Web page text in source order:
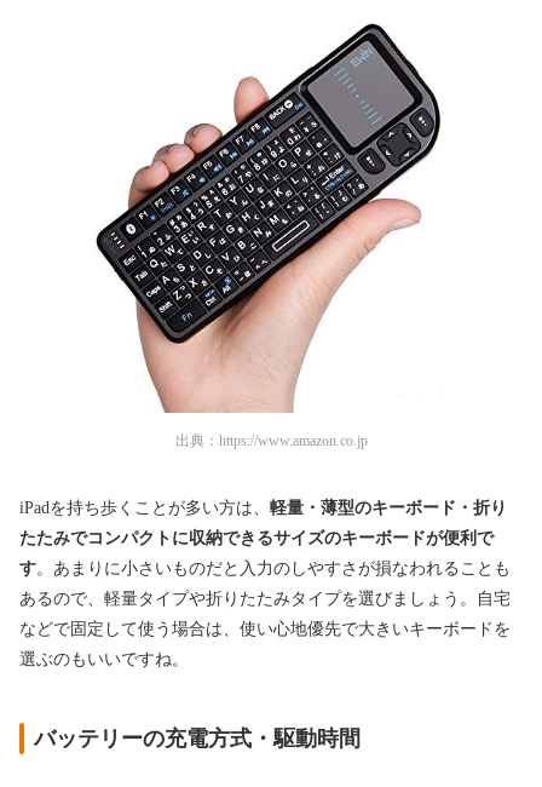
出典： https://www.amazon.co.jp
iPadを持ち歩くことが多い方は、 軽量・薄型のキーボード・折り
たたみでコンパクトに収納できるサイズのキーボードが便利で
す。あまりに小さいものだと入力のしやすさが損なわれることも
あるので、軽量タイプや折りたたみタイプを選びましょう。自宅
などで固定して使う場合は、使い心地優先で大きいキーボードを
選ぶのもいいですね。
バッテリーの充電方式・駆動時間